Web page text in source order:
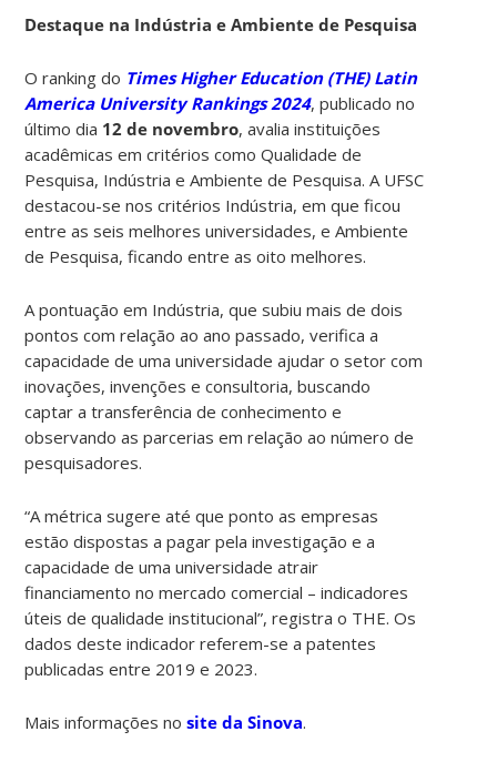
Destaque na Indústria e Ambiente de Pesquisa
O ranking do Times Higher Education (THE) Latin
America University Rankings 2024, publicado no
último dia 12 de novembro, avalia instituições
acadêmicas em critérios como Qualidade de
Pesquisa, Indústria e Ambiente de Pesquisa. A UFSC
destacou-se nos critérios Indústria, em que ficou
entre as seis melhores universidades, e Ambiente
de Pesquisa, ficando entre as oito melhores.
A pontuação em Indústria, que subiu mais de dois
pontos com relação ao ano passado, verifica a
capacidade de uma universidade ajudar o setor com
inovações, invenções e consultoria, buscando
captar a transferência de conhecimento e
observando as parcerias em relação ao número de
pesquisadores.
“A métrica sugere até que ponto as empresas
estão dispostas a pagar pela investigação e a
capacidade de uma universidade atrair
financiamento no mercado comercial – indicadores
úteis de qualidade institucional”, registra o THE. Os
dados deste indicador referem-se a patentes
publicadas entre 2019 e 2023.
Mais informações nosite da Sinova.